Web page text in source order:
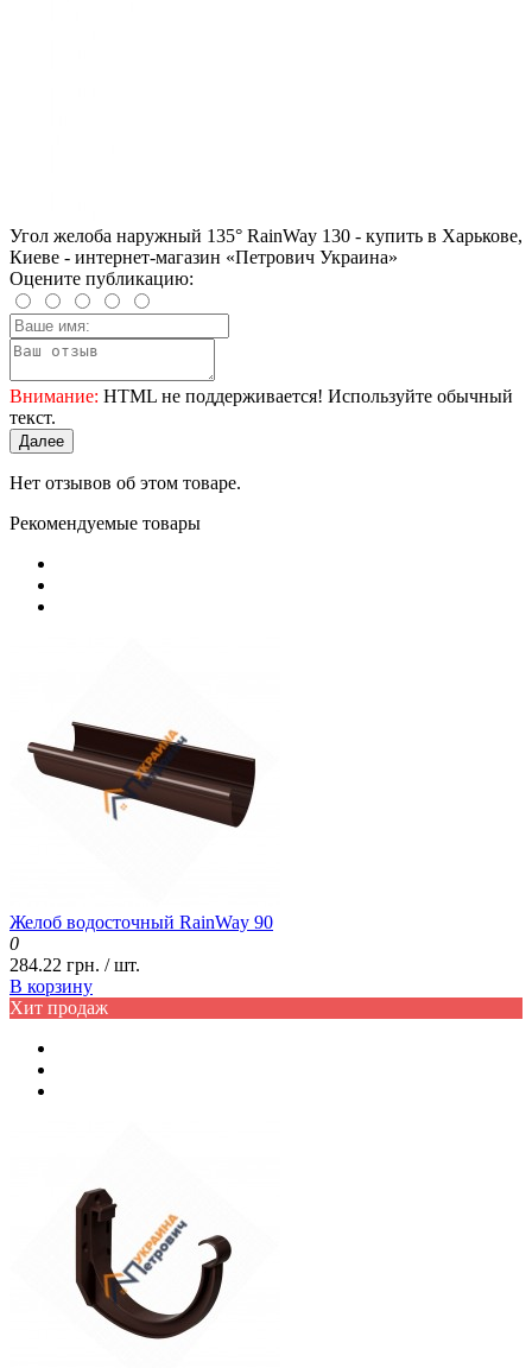
Угол желоба наружный 135° RainWay 130 - купить в Харькове,
Киеве - интернет-магазин «Петрович Украина»
Оцените публикацию:
Внимание: HTML не поддерживается! Используйте обычный
текст.
Далее
Нет отзывов об этом товаре.
Рекомендуемые товары
Желоб водосточный RainWay 90
0
284.22 грн. / шт.
В корзину
Хит продаж